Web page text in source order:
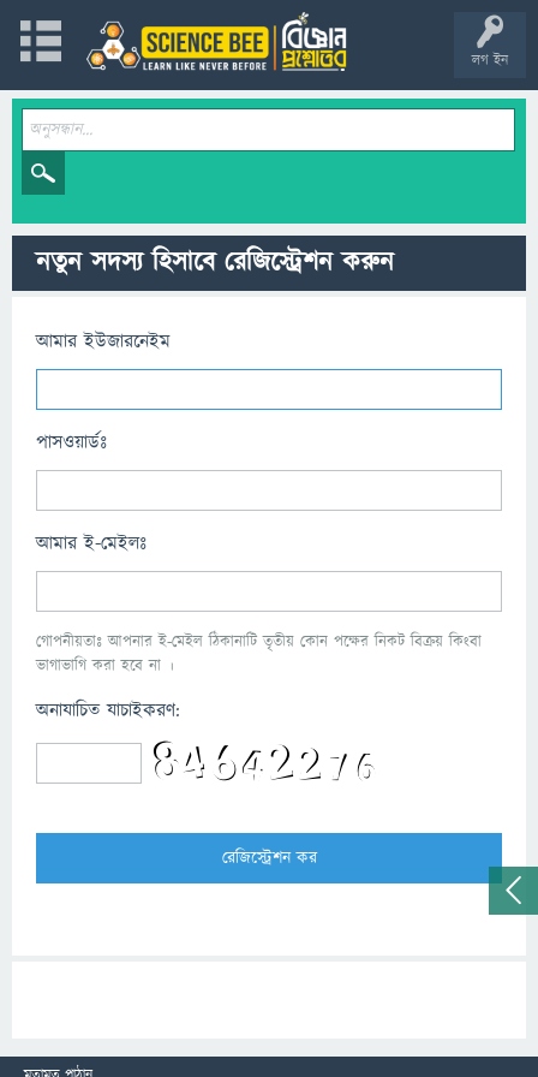
লগ ইন
নতুন সদস্য হিসাবে রেজিস্ট্রেশন করুন
আমার ইউজারনেইম
পাসওয়ার্ডঃ
আমার ই-মেইলঃ
গোপনীয়তাঃ আপনার ই-মেইল ঠিকানাটি তৃতীয় কোন পক্ষের নিকট বিক্রয় কিংবা
ভাগাভাগি করা হবে না ।
অনাযাচিত যাচাইকরণ: